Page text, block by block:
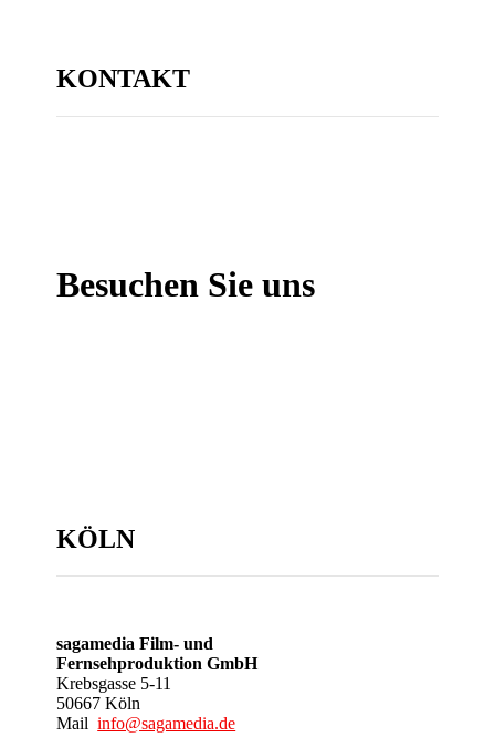
KONTAKT
Besuchen Sie uns
KÖLN
sagamedia Film- und
Fernsehproduktion GmbH
Krebsgasse 5-11
50667 Köln
Mailinfo@sagamedia.de